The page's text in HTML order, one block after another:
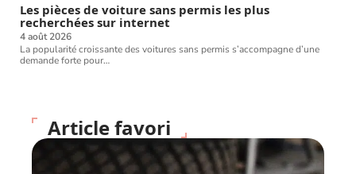
Les pièces de voiture sans permis les plus
recherchées sur internet
4 août 2026
La popularité croissante des voitures sans permis s’accompagne d’une
demande forte pour…
Article favori